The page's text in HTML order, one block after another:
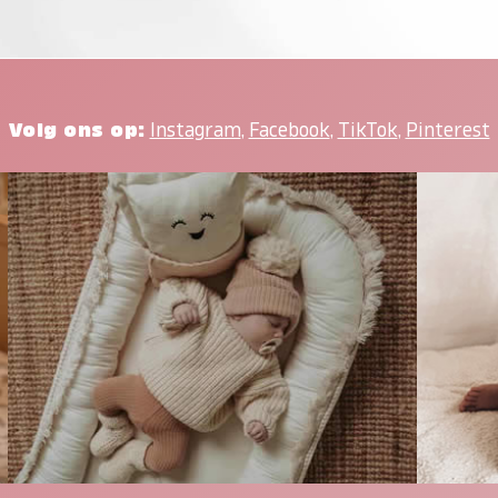
Volg ons op: Instagram, Facebook, TikTok, Pinterest